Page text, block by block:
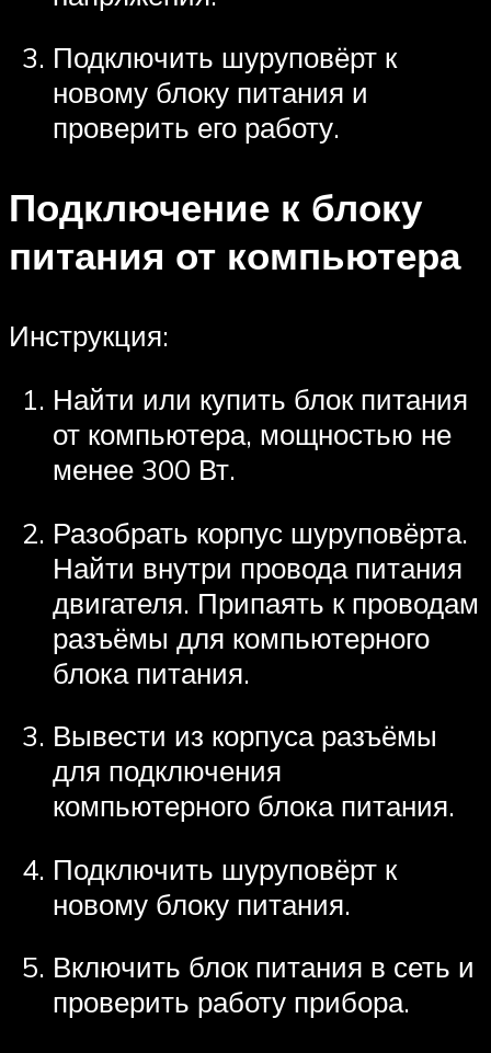
Подключить шуруповёрт к
новому блоку питания и
проверить его работу.
Подключение к блоку
питания от компьютера
Инструкция:
Найти или купить блок питания
от компьютера, мощностью не
менее 300 Вт.
Разобрать корпус шуруповёрта.
Найти внутри провода питания
двигателя. Припаять к проводам
разъёмы для компьютерного
блока питания.
Вывести из корпуса разъёмы
для подключения
компьютерного блока питания.
Подключить шуруповёрт к
новому блоку питания.
Включить блок питания в сеть и
проверить работу прибора.